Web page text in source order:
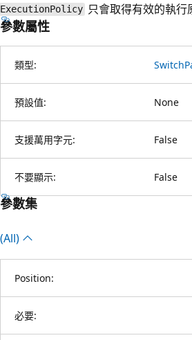
ExecutionPolicy 只會取得有效的執行
參數屬性
類型:
預設值: None
支援萬用字元: False
不要顯示: False
參數集
(All)
Position:
必要: